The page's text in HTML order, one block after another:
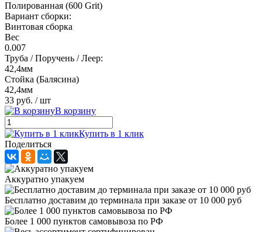
Полированная (600 Grit)
Вариант сборки:
Винтовая сборка
Вес
0.007
Труба / Поручень / Леер:
42,4мм
Стойка (Балясина)
42,4мм
33 руб. / шт
В корзину
Купить в 1 клик
Поделиться
Аккуратно упакуем
Бесплатно доставим до терминала при заказе от 10 000 руб
Более 1 000 пунктов самовывоза по РФ